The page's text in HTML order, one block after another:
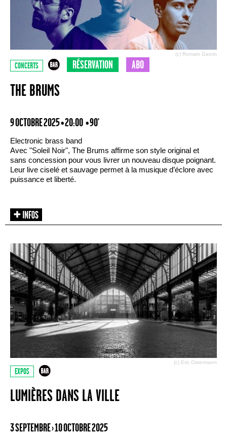
(c) Romain Garcin
CONCERTS RÉSERVATION ABO
THE BRUMS
9 OCTOBRE 2025 • 20:00 • 90'
Electronic brass band
Avec "Soleil Noir", The Brums affirme son style original et
sans concession pour vous livrer un nouveau disque poignant.
Leur live ciselé et sauvage permet à la musique d’éclore avec
puissance et liberté.
(c) Eric Ostermann
EXPOS
LUMIÈRES DANS LA VILLE
3 SEPTEMBRE › 10 OCTOBRE 2025